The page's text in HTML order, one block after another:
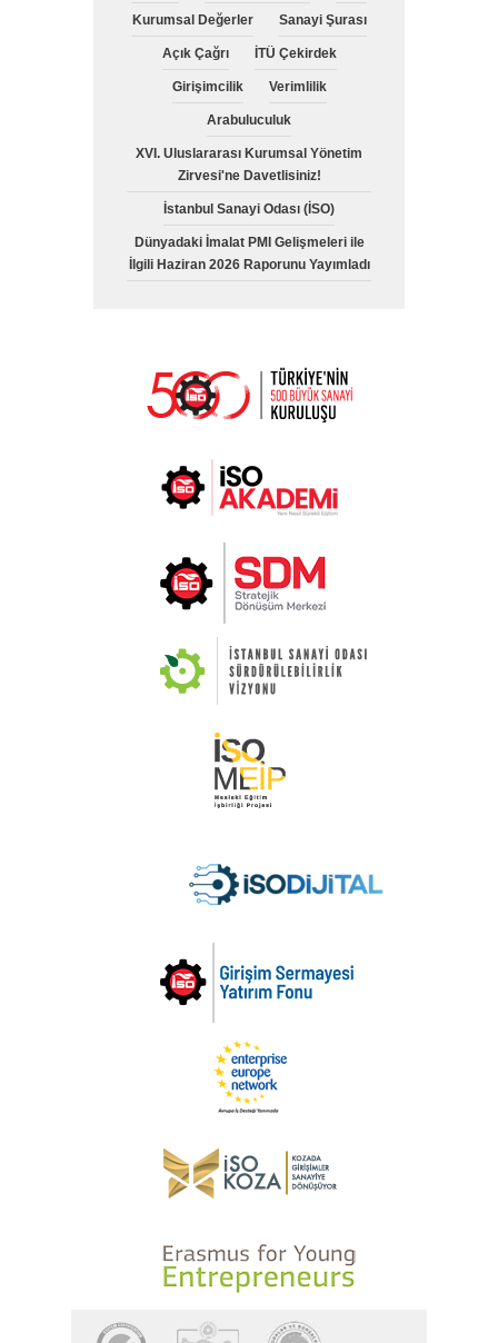
Kurumsal Değerler Sanayi Şurası
Açık Çağrı İTÜ Çekirdek
Girişimcilik Verimlilik
Arabuluculuk
XVI. Uluslararası Kurumsal Yönetim
Zirvesi'ne Davetlisiniz!
İstanbul Sanayi Odası (İSO)
Dünyadaki İmalat PMI Gelişmeleri ile
İlgili Haziran 2026 Raporunu Yayımladı